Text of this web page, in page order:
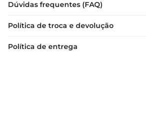
Dúvidas frequentes (FAQ)
Política de troca e devolução
Política de entrega